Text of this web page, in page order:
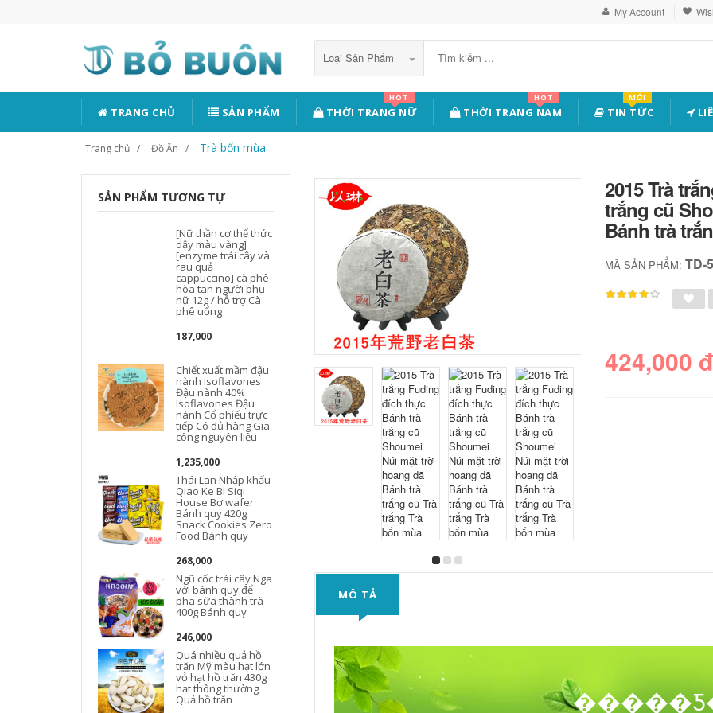
My Account
Loại Sản Phẩm
TRANG CHỦ SẢN PHẨM THỜI TRANG NỮ
HOT
THỜI TRANG NAM
HOT
TIN TỨC
MỚI
Trang chủ Đồ Ăn Trà bốn mùa
SẢN PHẨM TƯƠNG TỰ
[Nữ thần cơ thể thức
dậy màu vàng]
[enzyme trái cây và
rau quả
cappuccino] cà phê
hòa tan người phụ
nữ 12g / hỗ trợ Cà
phê uống
187,000
Chiết xuất mầm đậu
nành Isoflavones
Đậu nành 40%
Isoflavones Đậu
nành Cổ phiếu trực
tiếp Có đủ hàng Gia
công nguyên liệu
1,235,000
Thái Lan Nhập khẩu
Qiao Ke Bi Siqi
House Bơ wafer
Bánh quy 420g
Snack Cookies Zero
Food Bánh quy
268,000
Ngũ cốc trái cây Nga
với bánh quy để
pha sữa thành trà
400g Bánh quy
246,000
Quá nhiều quả hồ
trăn Mỹ màu hạt lớn
vỏ hạt hồ trăn 430g
hạt thông thường
Quả hồ trăn
2015 Trà
trắng cũ
Bánh trà
MÃ SẢN PHẨM:TD-
424,000 đ
MÔ TẢ